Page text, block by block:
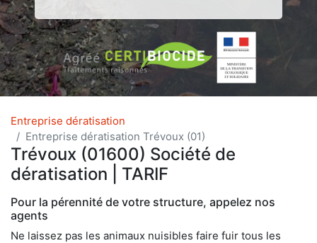
Entreprise dératisation
Entreprise dératisation Trévoux (01)
Trévoux (01600) Société de
dératisation | TARIF
Pour la pérennité de votre structure, appelez nos
agents
Ne laissez pas les animaux nuisibles faire fuir tous les